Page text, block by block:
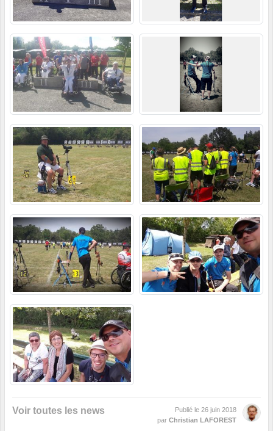
Voir toutes les news Publié le 26 juin 2018
par Christian LAFOREST